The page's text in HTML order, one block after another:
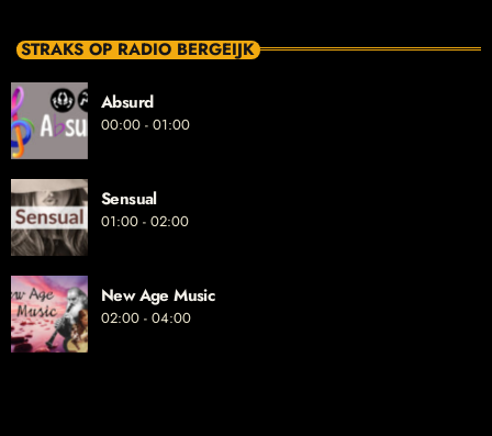
STRAKS OP RADIO BERGEIJK
Absurd
00:00 - 01:00
Sensual
01:00 - 02:00
New Age Music
02:00 - 04:00